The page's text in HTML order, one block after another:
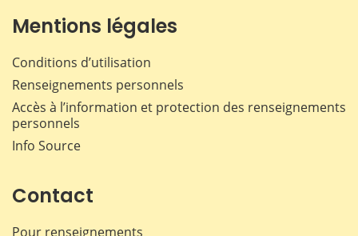
Mentions légales
Conditions d’utilisation
Renseignements personnels
Accès à l’information et protection des renseignements
personnels
Info Source
Contact
Pour renseignements